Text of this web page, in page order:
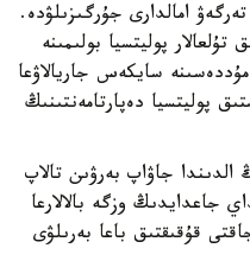
امالدارى جۇرگىزىلۋدە.
پوليتسيا بولىمىنە
سايكەس جاريالاۋعا
پوليتسيا دەپارتامەنتىنىڭ
الدىندا جاۋاپ بەرۋىن تالاپ
جاعدايدىڭ وزگە بالالارعا
قۇقىقتىق باعا بەرىلۋى